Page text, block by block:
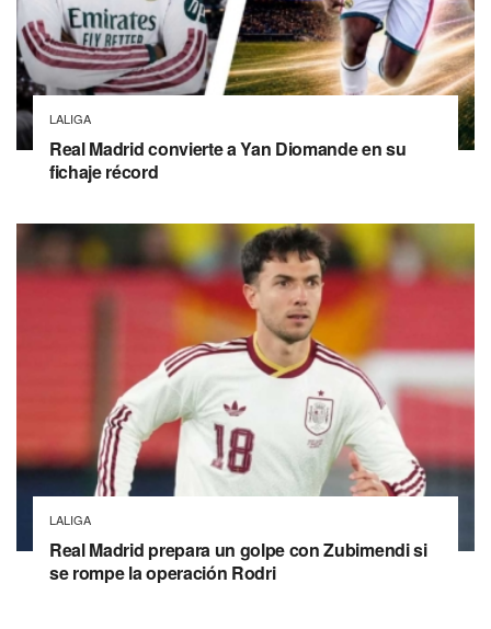
LALIGA
Real Madrid convierte a Yan Diomande en su
fichaje récord
LALIGA
Real Madrid prepara un golpe con Zubimendi si
se rompe la operación Rodri